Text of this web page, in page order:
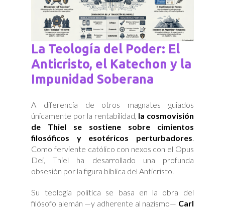
La Teología del Poder: El
Anticristo, el Katechon y la
Impunidad Soberana
A diferencia de otros magnates guiados
únicamente por la rentabilidad, la cosmovisión
de Thiel se sostiene sobre cimientos
filosóficos y esotéricos perturbadores.
Como ferviente católico con nexos con el Opus
Dei, Thiel ha desarrollado una profunda
obsesión por la figura bíblica del Anticristo.
Su teología política se basa en la obra del
filósofo alemán —y adherente al nazismo— Carl